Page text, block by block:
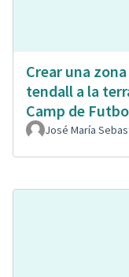
Crear una
tendall a la
Camp de
José María